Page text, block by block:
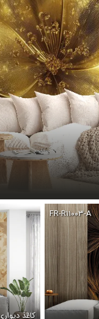
FR-R۱۱۰۰۳-A
کاغذ